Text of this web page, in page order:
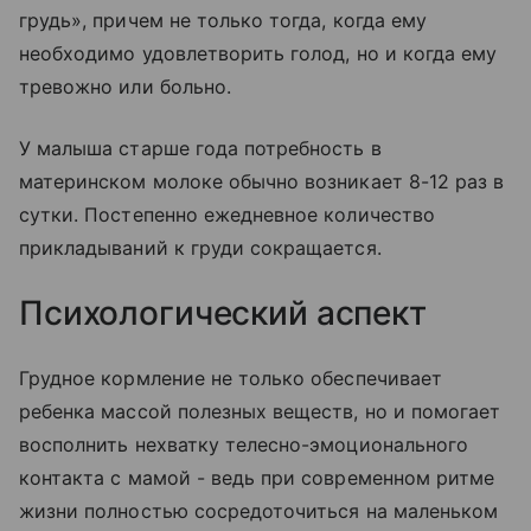
грудь», причем не только тогда, когда ему
необходимо удовлетворить голод, но и когда ему
тревожно или больно.
У малыша старше года потребность в
материнском молоке обычно возникает 8-12 раз в
сутки. Постепенно ежедневное количество
прикладываний к груди сокращается.
Психологический аспект
Грудное кормление не только обеспечивает
ребенка массой полезных веществ, но и помогает
восполнить нехватку телесно-эмоционального
контакта с мамой - ведь при современном ритме
жизни полностью сосредоточиться на маленьком